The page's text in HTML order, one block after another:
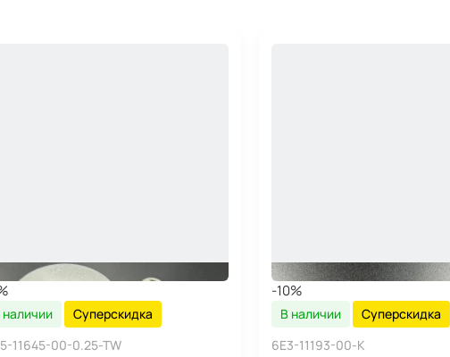
наличии
Суперскидка
11645-00-0.25-TW
-10%
В наличии
Суперскидка
6E3-11193-00-K